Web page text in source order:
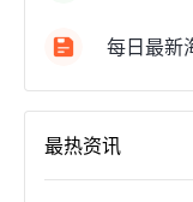
跨境电商b2b阿
跨境电商关税
跨境电商建站
浙江跨境电商宁
每日最新
最热资讯